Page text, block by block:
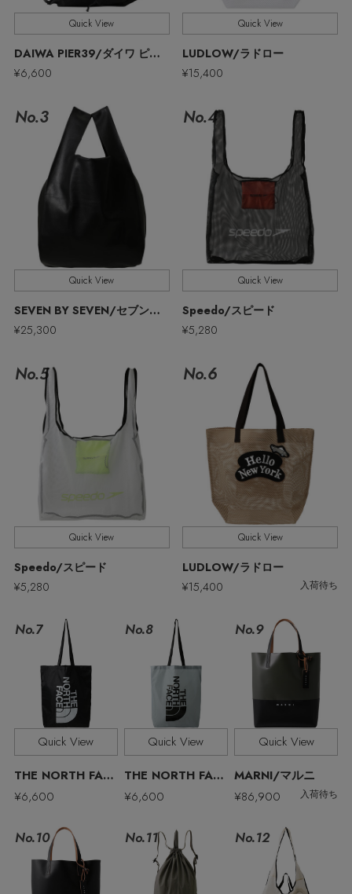
MEN'S パンツ
ウェア
すべてのウェア
シャツ
カットソー・Tシャツ
パンツ
ジャケット
ニット
コート
ルームウェア
シューズ
すべてのシューズ
サンダル
スニーカー
フラットシューズ
レインシューズ
バッグ・財布
すべてのバッグ・財布
ショルダーバッグ
トートバッグ
ハンドバッグ
ボディバッグ・ウェストポーチ
ボストンバッグ
スーツケース
ファッション小物
すべてのファッション小物
ストール・マフラー・ケープ
スマートフォンケース・タブレットケース
アイウェア
ベルト
グローブ
レッグウェア
ポーチ
チャーム・ストラップ
その他(傘・ハンカチ・時計など)
アクセサリー
すべてのアクセサリー
ピアス・イヤリング
バングル・ブレスレット
リング
アンクレット
チャーム
アンダーウェア
すべてのアンダーウェア
ショーツ
スポーツ
すべてのスポーツ
ウェア
シューズ
バッグ・小物
水着・スイムウェア
CONTENTS
NEW IN BRAND
BRAND NEWS
HOT STYLE
メルマガ PICKUP
エル・ショップについて
よくあるご質問
Quick View
DAIWA PIER39/ダイワ ピア39
¥6,600
Quick View
LUDLOW/ラドロー
¥15,400
No.3
Quick View
SEVEN BY SEVEN/セブンバイセブン
¥25,300
No.4
Quick View
Speedo/スピード
¥5,280
No.5
Quick View
Speedo/スピード
¥5,280
No.6
Quick View
LUDLOW/ラドロー
¥15,400
入荷待ち
No.7
Quick View
THE NORTH FACE/ザ・ノース・フェイス
¥6,600
No.8
Quick View
THE NORTH FACE/ザ・ノース・フェイス
¥6,600
No.9
Quick View
MARNI/マルニ
¥86,900
入荷待ち
No.10 No.11 No.12